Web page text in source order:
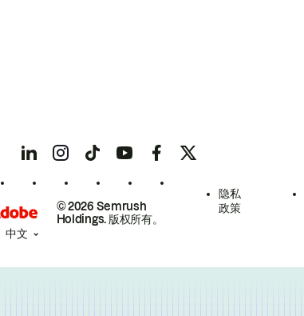
© 2026 Semrush
Holdings. 版权所有。
隐私
政策
中文